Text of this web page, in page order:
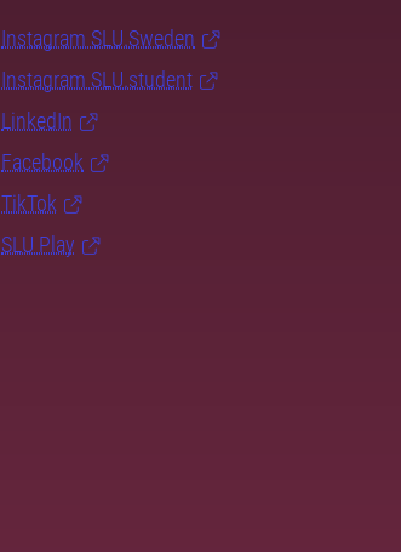
Instagram SLU.Sweden
Instagram SLU.student
LinkedIn
Facebook
TikTok
SLU Play